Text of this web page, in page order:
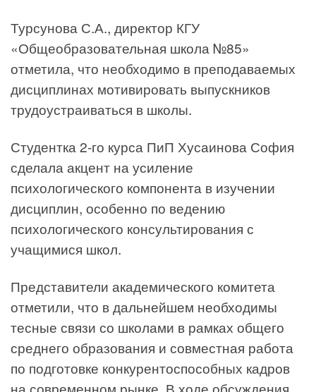
Турсунова С.А., директор КГУ
«Общеобразовательная школа №85»
отметила, что необходимо в преподаваемых
дисциплинах мотивировать выпускников
трудоустраиваться в школы.
Студентка 2-го курса ПиП Хусаинова София
сделала акцент на усиление
психологического компонента в изучении
дисциплин, особенно по ведению
психологического консультирования с
учащимися школ.
Представители академического комитета
отметили, что в дальнейшем необходимы
тесные связи со школами в рамках общего
среднего образования и совместная работа
по подготовке конкурентоспособных кадров
на современном рынке. В ходе обсуждения